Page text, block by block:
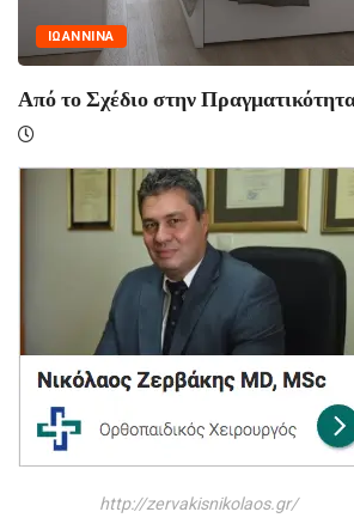
ΙΩΑΝΝΙΝΑ
το Σχέδιο στην Πραγματικότητα
http://zervakisnikolaos.gr/